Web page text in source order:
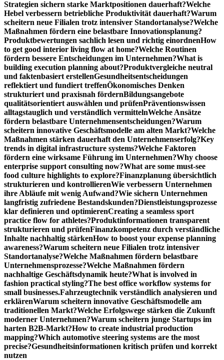
Strategien sichern starke Marktpositionen dauerhaft?Welche
Hebel verbessern betriebliche Produktivität dauerhaft?Warum
scheitern neue Filialen trotz intensiver Standortanalyse?Welche
Maßnahmen fördern eine belastbare Innovationsplanung?
Produktbewertungen sachlich lesen und richtig einordnenHow
to get good interior living flow at home?Welche Routinen
fördern bessere Entscheidungen im Unternehmen?What is
building execution planning about?Produktvergleiche neutral
und faktenbasiert erstellenGesundheitsentscheidungen
reflektiert und fundiert treffenÖkonomisches Denken
strukturiert und praxisnah fördernBildungsangebote
qualitätsorientiert auswählen und prüfenPräventionswissen
alltagstauglich und verständlich vermittelnWelche Ansätze
fördern belastbare Unternehmensentscheidungen?Warum
scheitern innovative Geschäftsmodelle am alten Markt?Welche
Maßnahmen stärken dauerhaft den Unternehmenserfolg?Key
trends in digital infrastructure systems?Welche Faktoren
fördern eine wirksame Führung im Unternehmen?Why choose
enterprise support consulting now?What are some must-see
food culture highlights to explore?Finanzplanung übersichtlich
strukturieren und kontrollierenWie verbessern Unternehmen
ihre Abläufe mit wenig Aufwand?Wie sichern Unternehmen
langfristig zufriedene Bestandskunden?Dienstleistungsprozesse
klar definieren und optimierenCreating a seamless sport
practice flow for athletes?Produktinformationen transparent
strukturieren und prüfenFinanzkompetenz durch verständliche
Inhalte nachhaltig stärkenHow to boost your expense planning
awareness?Warum scheitern neue Filialen trotz intensiver
Standortanalyse?Welche Maßnahmen fördern belastbare
Unternehmensprozesse?Welche Maßnahmen fördern
nachhaltige Geschäftsdynamik heute?What is involved in
fashion practical styling?The best office workflow systems for
small businesses.Fahrzeugtechnik verständlich analysieren und
erklärenWarum scheitern innovative Geschäftsmodelle am
traditionellen Markt?Welche Erfolgswege stärken die Zukunft
moderner Unternehmen?Warum scheitern junge Startups im
harten B2B-Markt?How to create industrial production
mapping?Which automotive steering systems are the most
precise?Gesundheitsinformationen kritisch prüfen und korrekt
nutzen